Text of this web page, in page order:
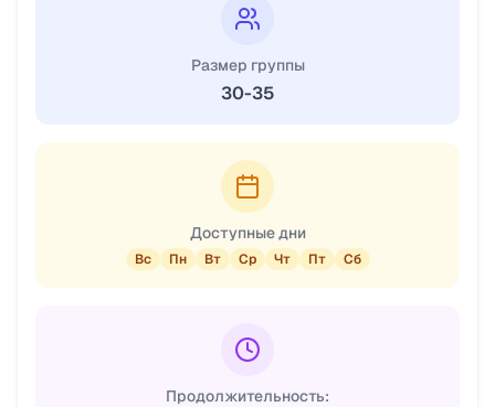
Размер группы
30-35
Доступные дни
Вс Пн Вт Ср Чт Пт Сб
Продолжительность: